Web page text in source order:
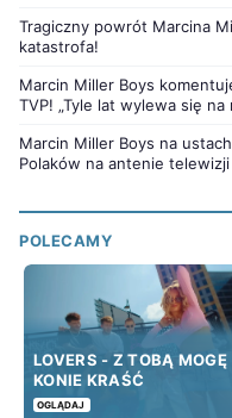
Tragiczny powrót Marcina
katastrofa!
Marcin Miller Boys
TVP! „Tyle lat wylewa się na
Marcin Miller Boys na
Polaków na antenie telewizji
POLECAMY
LOVERS - Z TOBĄ MOGĘ
KONIE KRAŚĆ
OGLĄDAJ